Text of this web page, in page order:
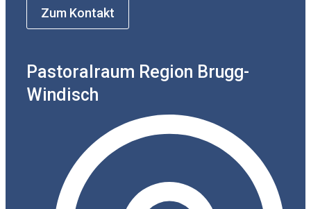
Zum Kontakt
Pastoralraum Region Brugg-
Windisch